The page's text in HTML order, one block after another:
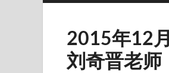
2015年12
刘奇晋老师